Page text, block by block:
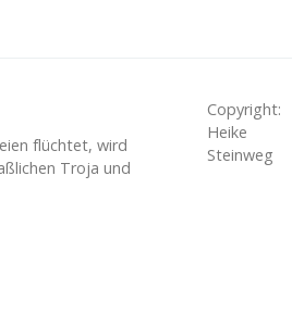
Copyright:
Heike
Steinweg
flüchtet, wird
Troja und